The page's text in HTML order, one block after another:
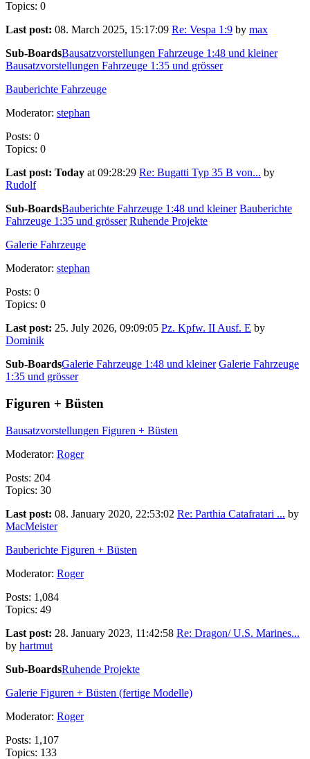
Topics: 0
Last post: 08. March 2025, 15:17:09 Re: Vespa 1:9 by max
Sub-BoardsBausatzvorstellungen Fahrzeuge 1:48 und kleiner
Bausatzvorstellungen Fahrzeuge 1:35 und grösser
Bauberichte Fahrzeuge
Moderator: stephan
Posts: 0
Topics: 0
Last post: Today at 09:28:29 Re: Bugatti Typ 35 B von... by
Rudolf
Sub-BoardsBauberichte Fahrzeuge 1:48 und kleiner Bauberichte
Fahrzeuge 1:35 und grösser Ruhende Projekte
Galerie Fahrzeuge
Moderator: stephan
Posts: 0
Topics: 0
Last post: 25. July 2026, 09:09:05 Pz. Kpfw. II Ausf. E by
Dominik
Sub-BoardsGalerie Fahrzeuge 1:48 und kleiner Galerie Fahrzeuge
1:35 und grösser
Figuren + Büsten
Bausatzvorstellungen Figuren + Büsten
Moderator: Roger
Posts: 204
Topics: 30
Last post: 08. January 2020, 22:53:02 Re: Parthia Catafratari ... by
MacMeister
Bauberichte Figuren + Büsten
Moderator: Roger
Posts: 1,084
Topics: 49
Last post: 28. January 2023, 11:42:58 Re: Dragon/ U.S. Marines...
by hartmut
Sub-BoardsRuhende Projekte
Galerie Figuren + Büsten (fertige Modelle)
Moderator: Roger
Posts: 1,107
Topics: 133